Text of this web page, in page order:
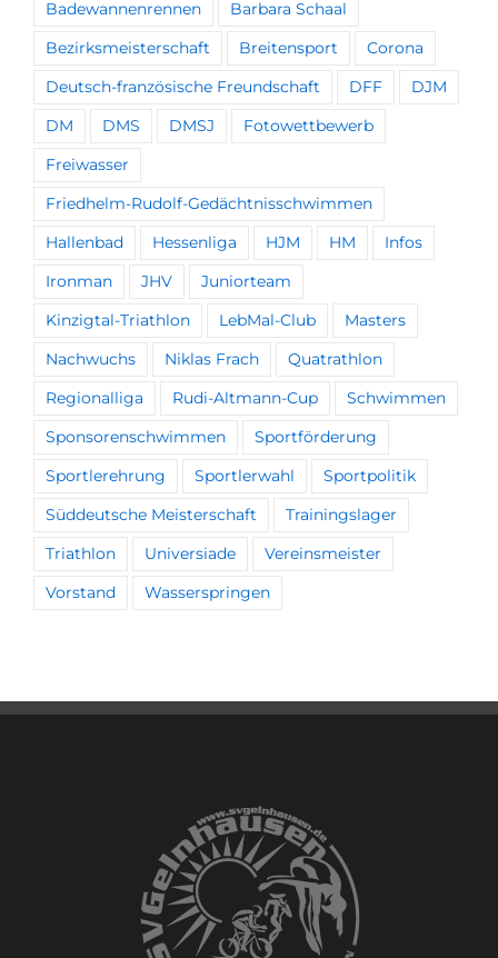
Badewannenrennen Barbara Schaal
Bezirksmeisterschaft Breitensport Corona
Deutsch-französische Freundschaft DFF DJM
DM DMS DMSJ Fotowettbewerb
Freiwasser
Friedhelm-Rudolf-Gedächtnisschwimmen
Hallenbad Hessenliga HJM HM Infos
Ironman JHV Juniorteam
Kinzigtal-Triathlon LebMal-Club Masters
Nachwuchs Niklas Frach Quatrathlon
Regionalliga Rudi-Altmann-Cup Schwimmen
Sponsorenschwimmen Sportförderung
Sportlerehrung Sportlerwahl Sportpolitik
Süddeutsche Meisterschaft Trainingslager
Triathlon Universiade Vereinsmeister
Vorstand Wasserspringen